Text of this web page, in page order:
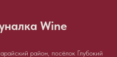
Wine
район, посёлок Глубокий